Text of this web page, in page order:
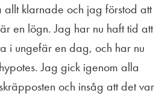
klarnade och jag förstod att
en lögn. Jag har nu haft tid att
i ungefär en dag, och har nu
Jag gick igenom alla
och insåg att det var